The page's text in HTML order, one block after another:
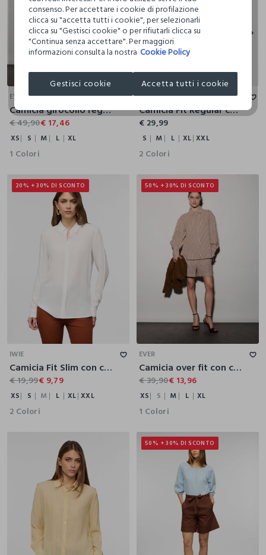
S
EVER
Camicia girocollo regular fit donna
€ 49,90€ 17,46
XS S M L XL
1 Colori
IWIE
Camicia Fit Regular con colletto alla francese in puro lino donna
€ 29,99
S M L XL XXL
2 Colori
20% + 30% DI SCONTO
M XL
XXL
IWIE
Camicia Fit Slim con collo alla francese in pura viscosa donna
€ 19,99€ 9,79
XS S M L XL XXL
2 Colori
50% + 30% DI SCONTO
XL
EVER
Camicia over fit con colletto alla francese in seersucker donna
€ 39,90€ 13,96
XS S M L XL
1 Colori
50% + 30% DI SCONTO
consenso. Per accettare i cookie di profilazione
clicca su "accetta tutti i cookie", per selezionarli
clicca su "Gestisci cookie" o per rifiutarli clicca su
"Continua senza accettare". Per maggiori
informazioni consulta la nostra Cookie Policy
Gestisci cookie Accetta tutti i cookie